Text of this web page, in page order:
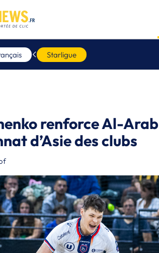
Starligue
renforce Al-
d’Asie des clubs